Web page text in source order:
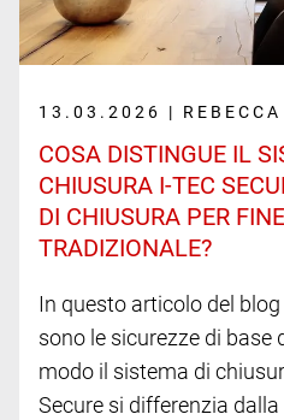
13.03.2026 | REBECCA
COSA DISTINGUE IL
CHIUSURA I-TEC
DI CHIUSURA PER
TRADIZIONALE?
In questo articolo del
sono le sicurezze di base
modo il sistema di
Secure si differenzia